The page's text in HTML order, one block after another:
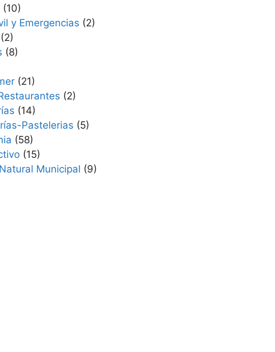
(10)
y Emergencias (2)
(2)
(8)
(21)
(2)
(14)
Pastelerias (5)
(58)
(15)
Municipal (9)